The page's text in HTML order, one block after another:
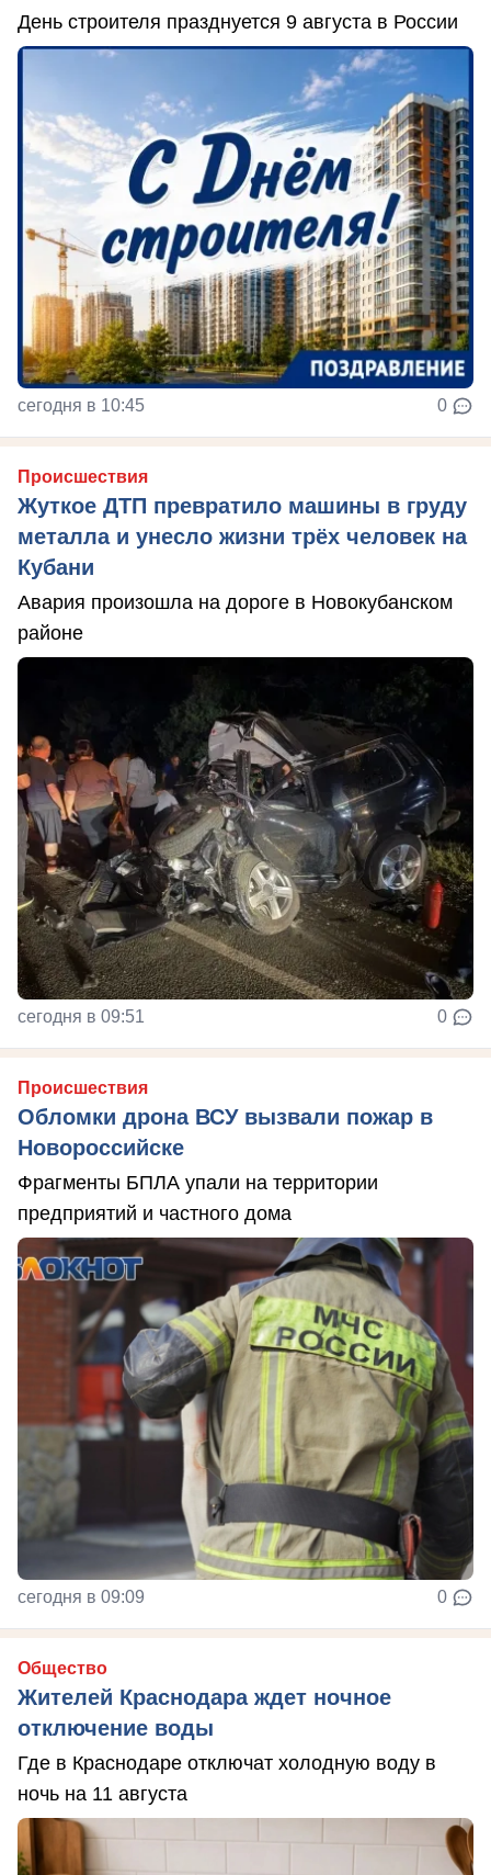
День строителя празднуется 9 августа в России
сегодня в 10:45 0
Происшествия
Жуткое ДТП превратило машины в груду
металла и унесло жизни трёх человек на
Кубани
Авария произошла на дороге в Новокубанском
районе
сегодня в 09:51 0
Происшествия
Обломки дрона ВСУ вызвали пожар в
Новороссийске
Фрагменты БПЛА упали на территории
предприятий и частного дома
сегодня в 09:09 0
Общество
Жителей Краснодара ждет ночное
отключение воды
Где в Краснодаре отключат холодную воду в
ночь на 11 августа